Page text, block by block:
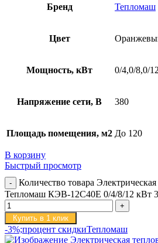
Бренд Тепломаш
Цвет
Мощность, кВт 0/4,0/8,0/
Напряжение сети, В 380
Площадь помещения, м2 До 120
В корзину
Быстрый просмотр
Количество товара
Тепломаш КЭВ-12С40Е 0/4/8/12 кВт
Купить в 1 клик
-3%;процент скидкиТепломаш